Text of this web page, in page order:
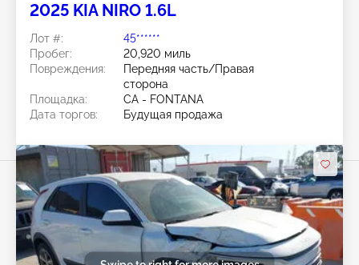
2025 KIA NIRO 1.6L
Лот #:
45******
Пробег:
20,920 миль
Повреждения:
Передняя часть/Правая
сторона
Площадка:
CA - FONTANA
Дата торгов:
Будущая продажа